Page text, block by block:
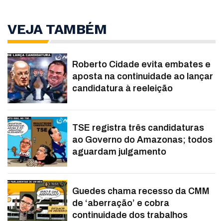
VEJA TAMBÉM
Roberto Cidade evita embates e
aposta na continuidade ao lançar
candidatura à reeleição
TSE registra três candidaturas
ao Governo do Amazonas; todos
aguardam julgamento
Guedes chama recesso da CMM
de ‘aberração’ e cobra
continuidade dos trabalhos